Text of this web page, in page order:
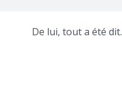
De lui, tout a été dit.